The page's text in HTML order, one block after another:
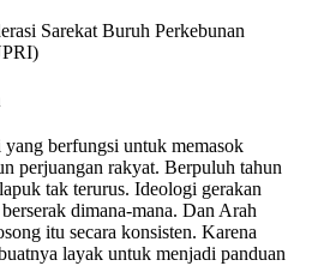
Sarekat Buruh Perkebunan
berfungsi untuk memasok
perjuangan rakyat. Berpuluh tahun
tak terurus. Ideologi gerakan
dimana-mana. Dan Arah
itu secara konsisten. Karena
layak untuk menjadi panduan